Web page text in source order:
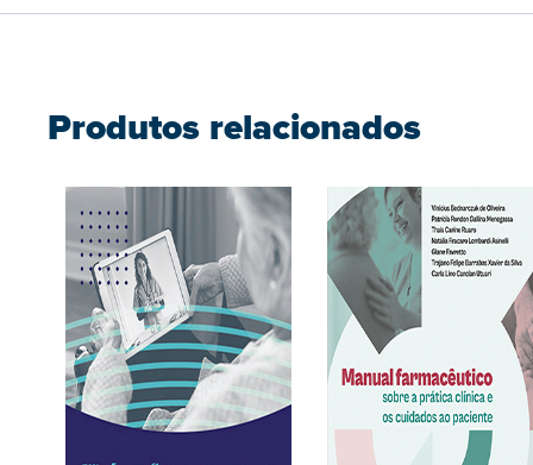
Produtos relacionados